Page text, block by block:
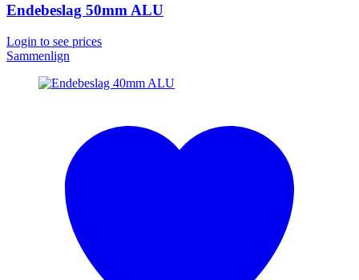
Endebeslag 50mm ALU
Login to see prices
Sammenlign